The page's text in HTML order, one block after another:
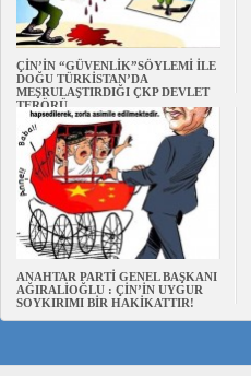
ÇİN’İN “GÜVENLİK”SÖYLEMİ İLE
DOĞU TÜRKİSTAN’DA
MEŞRULAŞTIRDIĞI ÇKP DEVLET
TERÖRÜ
ANAHTAR PARTİ GENEL BAŞKANI
AĞIRALİOĞLU : ÇİN’İN UYGUR
SOYKIRIMI BİR HAKİKATTIR!